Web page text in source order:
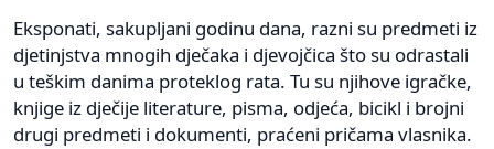
Eksponati, sakupljani godinu dana, razni su predmeti iz
djetinjstva mnogih dječaka i djevojčica što su odrastali
u teškim danima proteklog rata. Tu su njihove igračke,
knjige iz dječije literature, pisma, odjeća, bicikl i brojni
drugi predmeti i dokumenti, praćeni pričama vlasnika.